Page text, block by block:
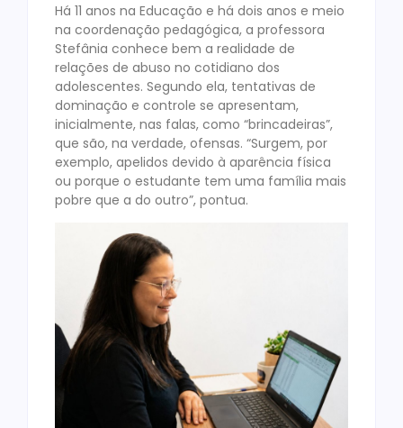
Há 11 anos na Educação e há dois anos e meio
na coordenação pedagógica, a professora
Stefânia conhece bem a realidade de
relações de abuso no cotidiano dos
adolescentes. Segundo ela, tentativas de
dominação e controle se apresentam,
inicialmente, nas falas, como “brincadeiras”,
que são, na verdade, ofensas. “Surgem, por
exemplo, apelidos devido à aparência física
ou porque o estudante tem uma família mais
pobre que a do outro”, pontua.